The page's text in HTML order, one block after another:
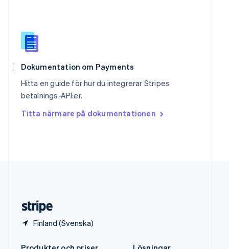
Dokumentation om Payments
Hitta en guide för hur du integrerar Stripes
betalnings-API:er.
Titta närmare på dokumentationen
Finland (Svenska)
Español
Storbritannien
English
Sverige
Thailand
ไทยEnglish
English